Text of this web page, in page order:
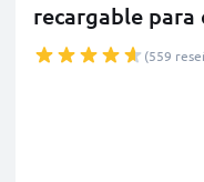
recargable para
(559